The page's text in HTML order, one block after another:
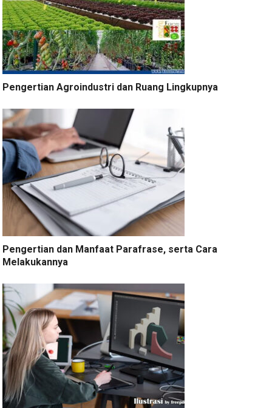
Pengertian Agroindustri dan Ruang Lingkupnya
Pengertian dan Manfaat Parafrase, serta Cara
Melakukannya